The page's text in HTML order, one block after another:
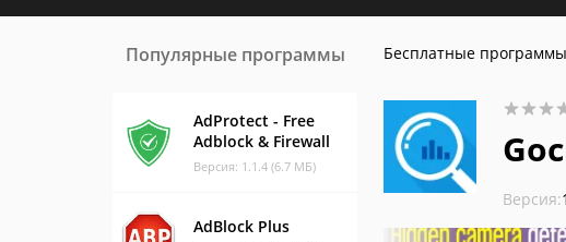
Популярные программы
AdProtect - Free
Adblock & Firewall
Версия: 1.1.4 (6.7 МБ)
AdBlock Plus
Бесплатные программы
Версия: